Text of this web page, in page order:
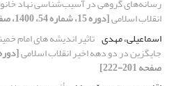
انقلاب اسلامی[دوره 15، شماره 54، 1400، صفحه 43-60]
اسماعیلی، مهدی تاثیر اندیشه های امام
جایگزین در دو دهه اخیر انقلاب اسلامی
صفحه 201-222]